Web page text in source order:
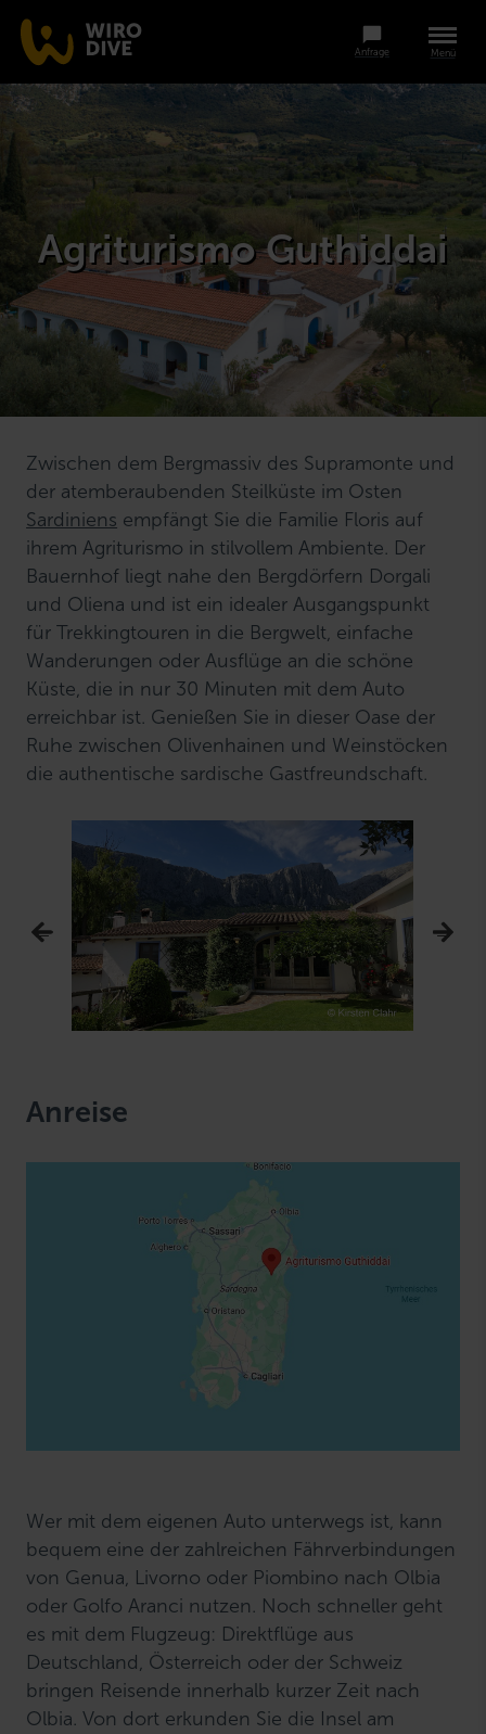
Menü
Anfrage
Agriturismo Guthiddai
Zwischen dem Bergmassiv des Supramonte und
der atemberaubenden Steilküste im Osten
Sardiniens empfängt Sie die Familie Floris auf
ihrem Agriturismo in stilvollem Ambiente. Der
Bauernhof liegt nahe den Bergdörfern Dorgali
und Oliena und ist ein idealer Ausgangspunkt
für Trekkingtouren in die Bergwelt, einfache
Wanderungen oder Ausflüge an die schöne
Küste, die in nur 30 Minuten mit dem Auto
erreichbar ist. Genießen Sie in dieser Oase der
Ruhe zwischen Olivenhainen und Weinstöcken
die authentische sardische Gastfreundschaft.
Anreise
Wer mit dem eigenen Auto unterwegs ist, kann
bequem eine der zahlreichen Fährverbindungen
von Genua, Livorno oder Piombino nach Olbia
oder Golfo Aranci nutzen. Noch schneller geht
es mit dem Flugzeug: Direktflüge aus
Deutschland, Österreich oder der Schweiz
bringen Reisende innerhalb kurzer Zeit nach
Olbia. Von dort erkunden Sie die Insel am